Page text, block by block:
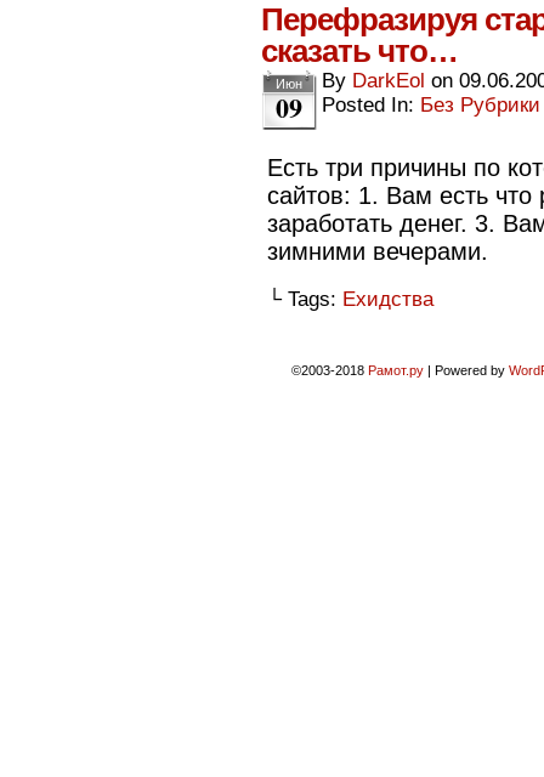
Перефразируя
сказать что…
Июн
09
By DarkEol on
Posted In: Без Рубрики
Есть три причины по
сайтов: 1. Вам есть что
заработать денег. 3.
зимними вечерами.
└ Tags: Ехидства
©2003-2018 Рамот.ру | Powered by